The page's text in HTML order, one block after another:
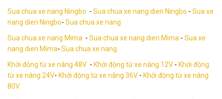
Sua chua xe nang Ningbo - Sua chua xe nang dien Ningbo - Sua xe
nang dien Ningbo- Sua chua xe nang
Sua chua xe nang Mima - Sua chua xe nang dien Mima - Sua xe
nang dien Mima- Sua chua xe nang
Khởi động từ xe nâng 48V - Khởi động từ xe nâng 12V - Khởi động
từ xe nâng 24V- Khởi động từ xe nâng 36V - Khởi động từ xe nâng
80V